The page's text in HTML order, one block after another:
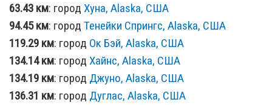
63.43 км: город Хуна, Alaska, США
94.45 км: город Тенейки Спрингс, Alaska, США
119.29 км: город Ок Бэй, Alaska, США
134.14 км: город Хайнс, Alaska, США
134.19 км: город Джуно, Alaska, США
136.31 км: город Дуглас, Alaska, США